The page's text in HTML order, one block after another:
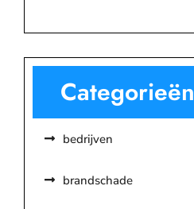
Categorieën
bedrijven
brandschade